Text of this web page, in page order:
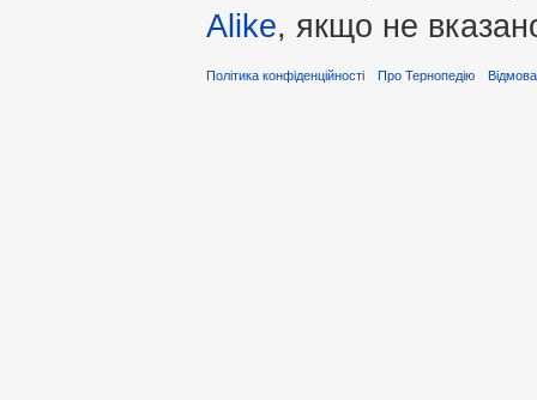
Alike, якщо не
Політика конфіденційності Про Тернопедію Відмова